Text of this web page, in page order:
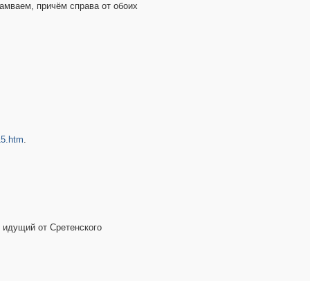
причём справа от обоих
.
от Сретенского